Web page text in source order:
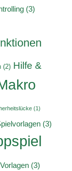
(3)
(2) Hilfe &
(1)
(3)
Vorlagen (3)